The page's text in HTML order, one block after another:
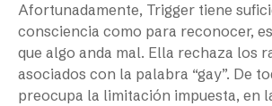
Afortunadamente, Trigger tiene
consciencia como para reconocer,
que algo anda mal. Ella rechaza los
asociados con la palabra “gay”. De
preocupa la limitación impuesta, en